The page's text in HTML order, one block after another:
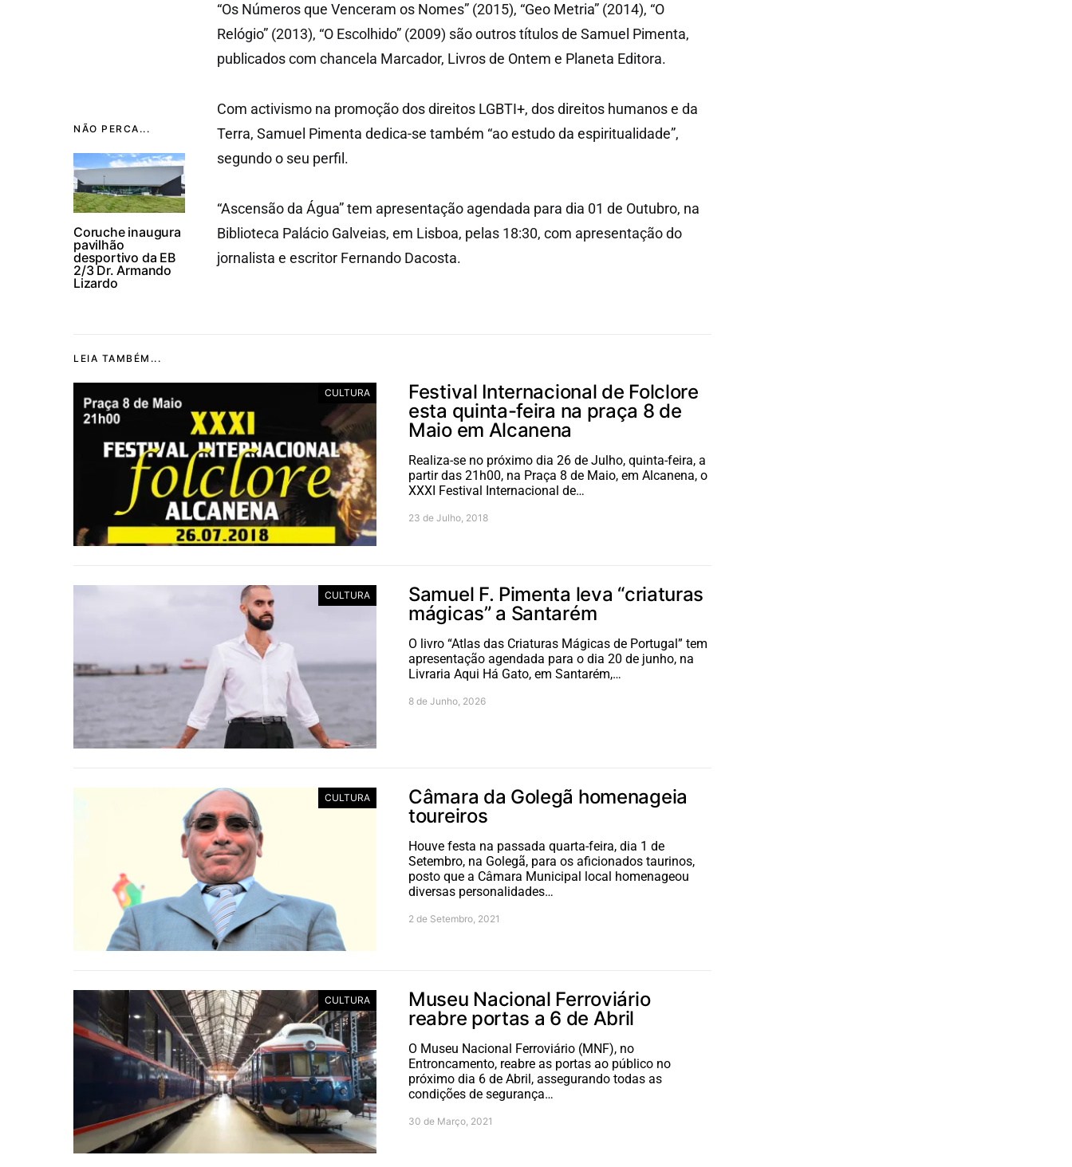
NÃO PERCA...
Coruche inaugura
pavilhão
desportivo da EB
2/3 Dr. Armando
Lizardo
“Os Números que Venceram os Nomes” (2015), “Geo Metria” (2014), “O
Relógio” (2013), “O Escolhido” (2009) são outros títulos de Samuel Pimenta,
publicados com chancela Marcador, Livros de Ontem e Planeta Editora.
Com activismo na promoção dos direitos LGBTI+, dos direitos humanos e da
Terra, Samuel Pimenta dedica-se também “ao estudo da espiritualidade”,
segundo o seu perfil.
“Ascensão da Água” tem apresentação agendada para dia 01 de Outubro, na
Biblioteca Palácio Galveias, em Lisboa, pelas 18:30, com apresentação do
jornalista e escritor Fernando Dacosta.
LEIA TAMBÉM...
CULTURA
Festival Internacional de Folclore
esta quinta-feira na praça 8 de
Maio em Alcanena
Realiza-se no próximo dia 26 de Julho, quinta-feira, a
partir das 21h00, na Praça 8 de Maio, em Alcanena, o
XXXI Festival Internacional de…
23 de Julho, 2018
CULTURA
Samuel F. Pimenta leva “criaturas
mágicas” a Santarém
O livro “Atlas das Criaturas Mágicas de Portugal” tem
apresentação agendada para o dia 20 de junho, na
Livraria Aqui Há Gato, em Santarém,…
8 de Junho, 2026
CULTURA
Câmara da Golegã homenageia
toureiros
Houve festa na passada quarta-feira, dia 1 de
Setembro, na Golegã, para os aficionados taurinos,
posto que a Câmara Municipal local homenageou
diversas personalidades…
2 de Setembro, 2021
CULTURA
Museu Nacional Ferroviário
reabre portas a 6 de Abril
O Museu Nacional Ferroviário (MNF), no
Entroncamento, reabre as portas ao público no
próximo dia 6 de Abril, assegurando todas as
condições de segurança…
30 de Março, 2021